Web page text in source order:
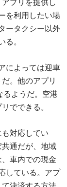
プリを提供し
を利用したい場
ータクシー以外
る。
によっては迎車
。他のアプリ
るようだ。空港
でできる。
対応してい
通だが、地域
車内での現金
している。アプ